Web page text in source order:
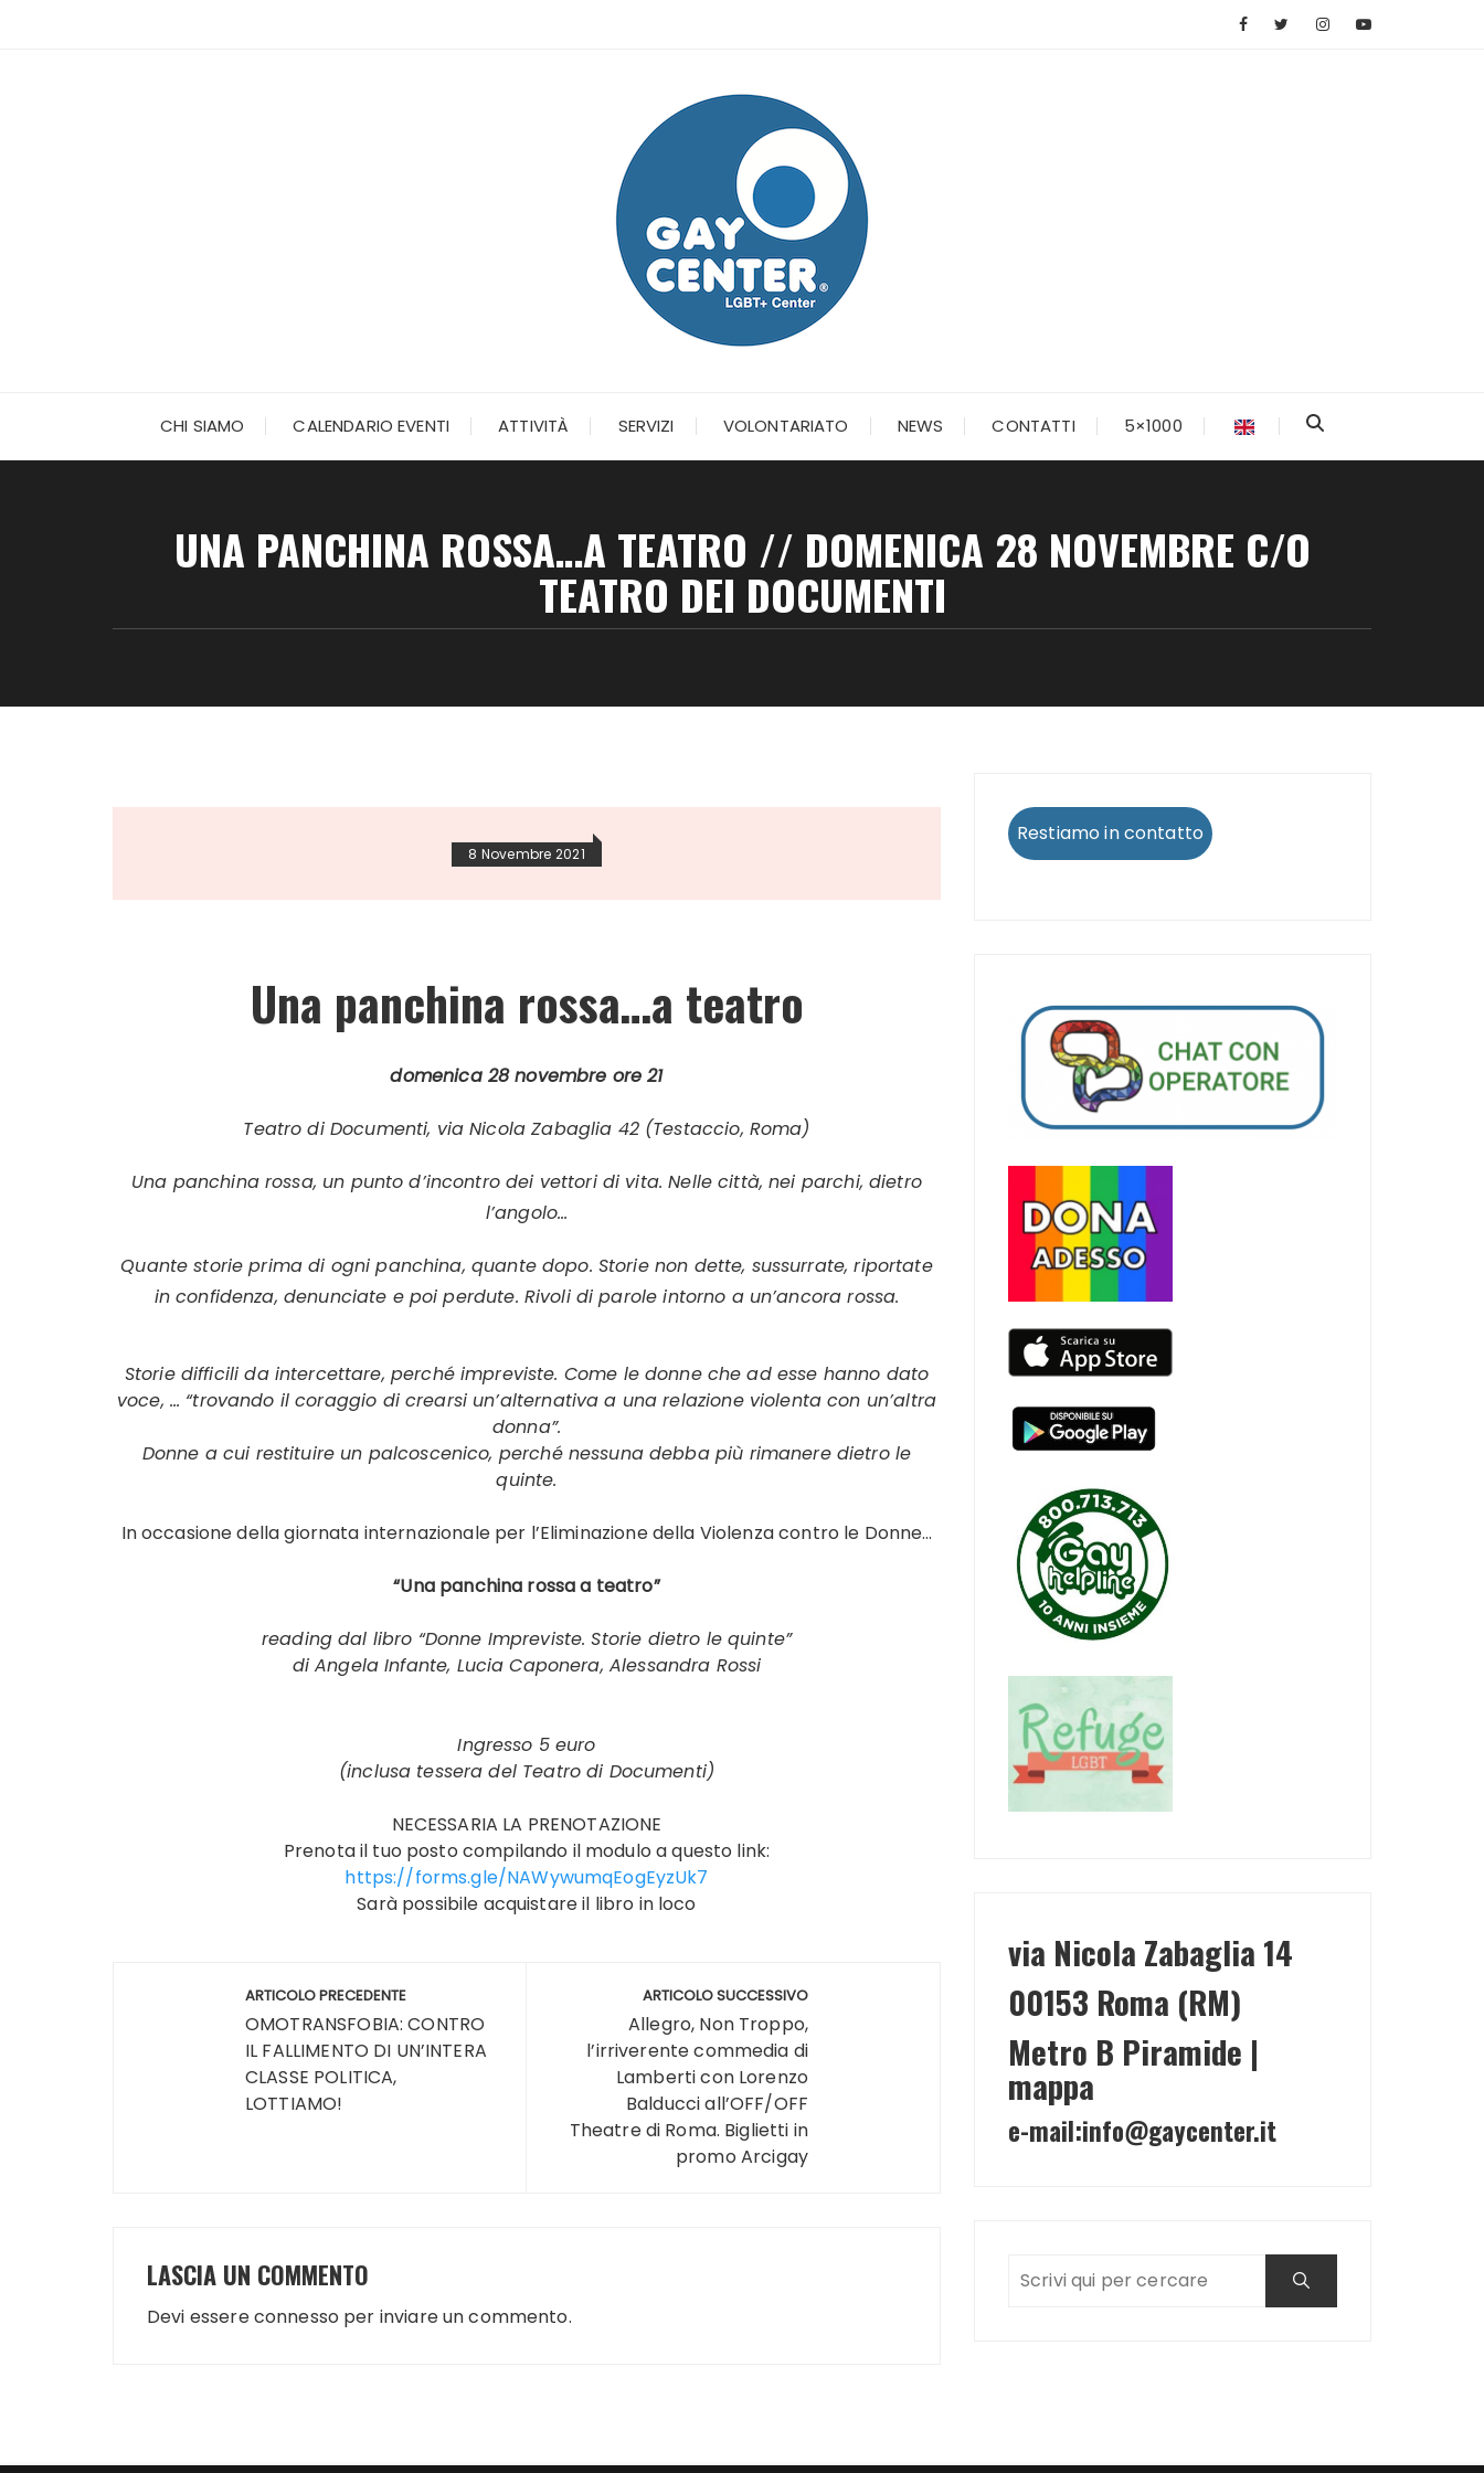
CHI SIAMO CALENDARIO EVENTI ATTIVITÀ SERVIZI VOLONTARIATO NEWS CONTATTI 5×1000
UNA PANCHINA ROSSA…A TEATRO // DOMENICA 28 NOVEMBRE C/O
TEATRO DEI DOCUMENTI
8 Novembre 2021
Una panchina rossa…a teatro
domenica 28 novembre ore 21
Teatro di Documenti, via Nicola Zabaglia 42 (Testaccio, Roma)
Una panchina rossa, un punto d’incontro dei vettori di vita. Nelle città, nei parchi, dietro
l’angolo…
Quante storie prima di ogni panchina, quante dopo. Storie non dette, sussurrate, riportate
in confidenza, denunciate e poi perdute. Rivoli di parole intorno a un’ancora rossa.
Storie difficili da intercettare, perché impreviste. Come le donne che ad esse hanno dato
voce, … “trovando il coraggio di crearsi un’alternativa a una relazione violenta con un’altra
donna”.
Donne a cui restituire un palcoscenico, perché nessuna debba più rimanere dietro le
quinte.
In occasione della giornata internazionale per l’Eliminazione della Violenza contro le Donne…
“Una panchina rossa a teatro”
reading dal libro “Donne Impreviste. Storie dietro le quinte”
di Angela Infante, Lucia Caponera, Alessandra Rossi
Ingresso 5 euro
(inclusa tessera del Teatro di Documenti)
NECESSARIA LA PRENOTAZIONE
Prenota il tuo posto compilando il modulo a questo link:
https://forms.gle/NAWywumqEogEyzUk7
Sarà possibile acquistare il libro in loco
NavigazioneARTICOLO PRECEDENTE
OMOTRANSFOBIA: CONTRO
IL FALLIMENTO DI UN’INTERA
CLASSE POLITICA,
LOTTIAMO!
ARTICOLO SUCCESSIVO
Allegro, Non Troppo,
l’irriverente commedia di
Lamberti con Lorenzo
Balducci all’OFF/OFF
Theatre di Roma. Biglietti in
promo Arcigay
LASCIA UN COMMENTO
Devi essereconnesso per inviare un commento.
Restiamo in contatto
via Nicola Zabaglia 14
00153 Roma (RM)
Metro B Piramide |
mappa
e-mail:info@gaycenter.it